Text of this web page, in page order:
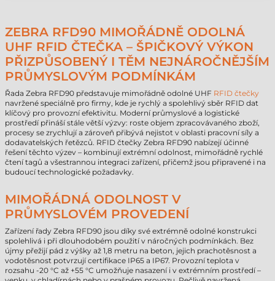
ZEBRA RFD90 MIMOŘÁDNĚ ODOLNÁ
UHF RFID ČTEČKA – ŠPIČKOVÝ VÝKON
PŘIZPŮSOBENÝ I TĚM NEJNÁROČNĚJŠÍM
PRŮMYSLOVÝM PODMÍNKÁM
Řada Zebra RFD90 představuje mimořádně odolné UHF RFID čtečky
navržené speciálně pro firmy, kde je rychlý a spolehlivý sběr RFID dat
klíčový pro provozní efektivitu. Moderní průmyslové a logistické
prostředí přináší stále větší výzvy: roste objem zpracovávaného zboží,
procesy se zrychlují a zároveň přibývá nejistot v oblasti pracovní síly a
dodavatelských řetězců. RFID čtečky Zebra RFD90 nabízejí účinné
řešení těchto výzev – kombinují extrémní odolnost, mimořádně rychlé
čtení tagů a všestrannou integraci zařízení, přičemž jsou připravené i na
budoucí technologické požadavky.
MIMOŘÁDNÁ ODOLNOST V
PRŮMYSLOVÉM PROVEDENÍ
Zařízení řady Zebra RFD90 jsou díky své extrémně odolné konstrukci
spolehlivá i při dlouhodobém použití v náročných podmínkách. Bez
újmy přežijí pád z výšky až 1,8 metru na beton, jejich prachotěsnost a
vodotěsnost potvrzují certifikace IP65 a IP67. Provozní teplota v
rozsahu -20 °C až +55 °C umožňuje nasazení i v extrémním prostředí –